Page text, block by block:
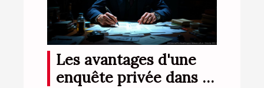
Les avantages d'une
enquête privée dans la